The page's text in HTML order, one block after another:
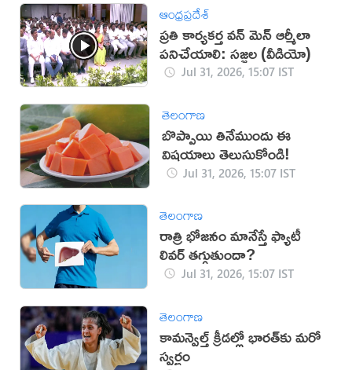
ఆంధ్రప్రదేశ్
ప్రతి కార్యకర్త వన్ మెన్ ఆర్మీలా
పనిచేయాలి: సజ్జల (వీడియో)
Jul 31, 2026, 15:07 IST
తెలంగాణ
బొప్పాయి తినేముందు ఈ
విషయాలు తెలుసుకోండి!
Jul 31, 2026, 15:07 IST
తెలంగాణ
రాత్రి భోజనం మానేస్తే ఫ్యాటీ
లివర్ తగ్గుతుందా?
Jul 31, 2026, 15:07 IST
తెలంగాణ
కామన్వెల్త్ క్రీడల్లో భారత్‌కు మరో
స్వర్ణం